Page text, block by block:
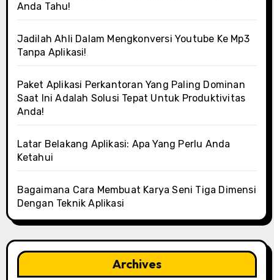
Anda Tahu!
Jadilah Ahli Dalam Mengkonversi Youtube Ke Mp3
Tanpa Aplikasi!
Paket Aplikasi Perkantoran Yang Paling Dominan
Saat Ini Adalah Solusi Tepat Untuk Produktivitas
Anda!
Latar Belakang Aplikasi: Apa Yang Perlu Anda
Ketahui
Bagaimana Cara Membuat Karya Seni Tiga Dimensi
Dengan Teknik Aplikasi
Archives